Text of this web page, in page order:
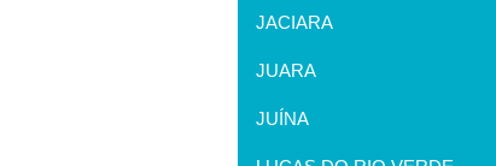
JACIARA
JUARA
JUÍNA